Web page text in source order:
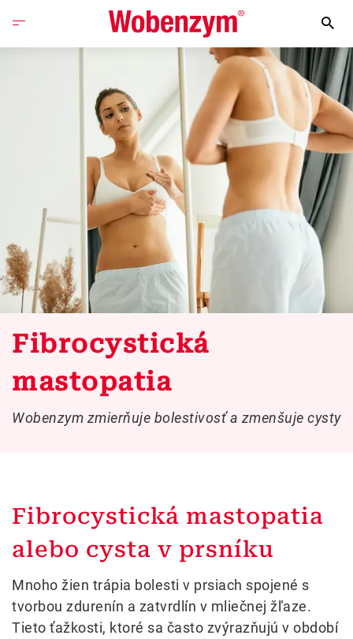
Fibrocystická
mastopatia
Wobenzym zmierňuje bolestivosť a zmenšuje cysty
Fibrocystická mastopatia
alebo cysta v prsníku
Mnoho žien trápia bolesti v prsiach spojené s
tvorbou zdurenín a zatvrdlín v mliečnej žľaze.
Tieto ťažkosti, ktoré sa často zvýrazňujú v období